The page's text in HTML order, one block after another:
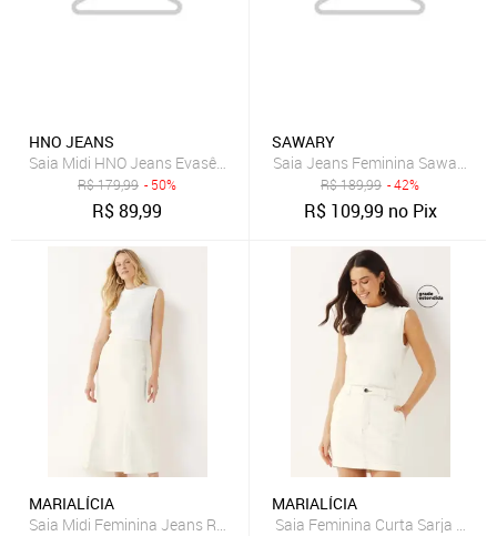
HNO JEANS
Saia Midi HNO Jeans Evasê com Cinto e Cintura Alta Azul Escuro
R$179,99 - 50%
R$89,99
SAWARY
Saia Jeans Feminina Sawary
R$189,99 - 42%
R$ 109,99 no Pix
MARIALÍCIA
Saia Midi Feminina Jeans Recortes Marialícia Bege
MARIALÍCIA
Saia Feminina Curta Sarja